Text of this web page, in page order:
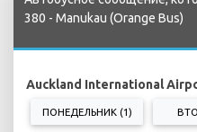
380 - Manukau (Orange Bus)
Auckland International
ПОНЕДЕЛЬНИК (1)